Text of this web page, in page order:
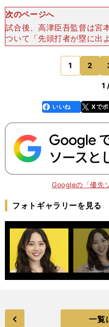
次のページへ
試合後、高津臣吾監督は宮
ついて「先頭打者が塁に出
は丈と決めていました」と
はチームで１、２位のバン
な作戦が
1 2のページへ
1
faceboo
k
いいね Xで
Googleの「優先
フォトギャラリーを見る
一覧